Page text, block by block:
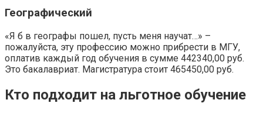
Географический
«Я б в географы пошел, пусть меня научат…» –
пожалуйста, эту профессию можно прибрести в МГУ,
оплатив каждый год обучения в сумме 442340,00 руб.
Это бакалавриат. Магистратура стоит 465450,00 руб.
Кто подходит на льготное обучение